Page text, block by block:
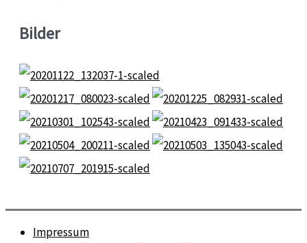
Bilder
Impressum